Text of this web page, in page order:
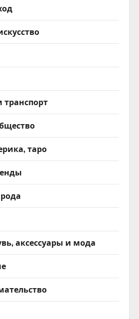
транспорт
таро
аксессуары и мода